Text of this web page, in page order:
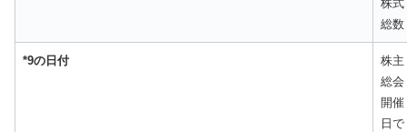
株式
総数
*9の日付
株主
総会
開催
日で